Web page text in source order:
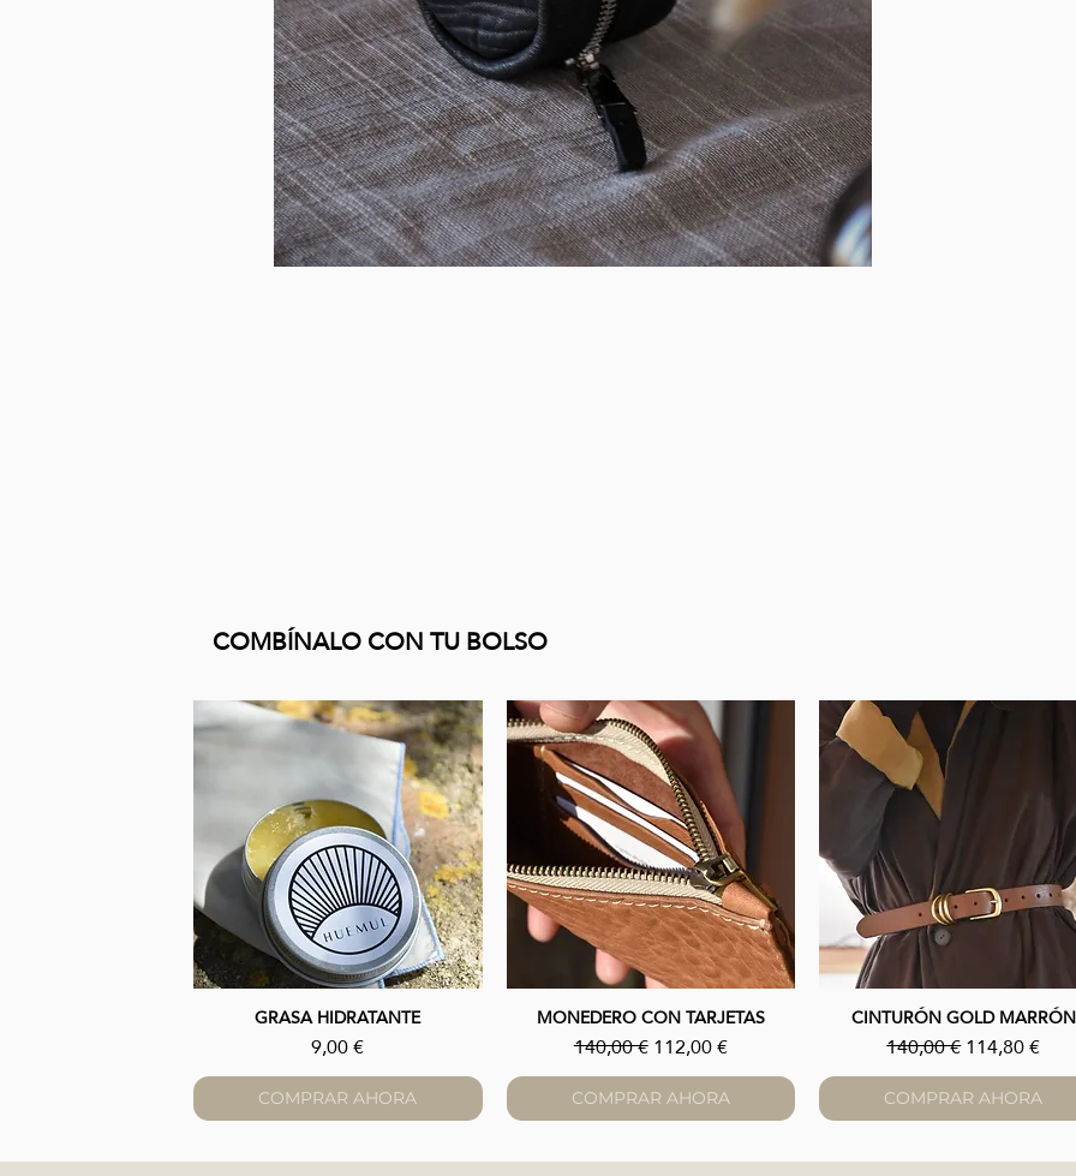
COMBÍNALO CON TU BOLSO
Vista rápida
GRASA HIDRATANTE
Precio
9,00 €
COMPRAR AHORA
Vista rápida
MONEDERO CON TARJETAS
Precio
140,00 €Precio de oferta
112,00 €
COMPRAR AHORA
Vista rápida
CINTURÓN GOLD MARRÓN
Precio
140,00 €Precio de
114,80 €
COMPRAR AHORA